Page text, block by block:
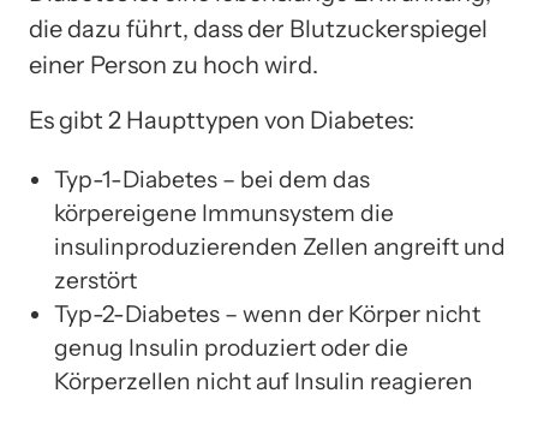
die dazu führt, dass der Blutzuckerspiegel
einer Person zu hoch wird.
Es gibt 2 Haupttypen von Diabetes:
Typ-1-Diabetes – bei dem das
körpereigene Immunsystem die
insulinproduzierenden Zellen angreift und
zerstört
Typ-2-Diabetes – wenn der Körper nicht
genug Insulin produziert oder die
Körperzellen nicht auf Insulin reagieren